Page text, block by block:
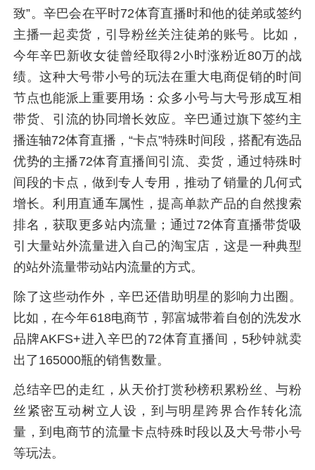
致”。辛巴会在平时72体育直播时和他的徒弟或签约
主播一起卖货，引导粉丝关注徒弟的账号。比如，
今年辛巴新收女徒曾经取得2小时涨粉近80万的战
绩。这种大号带小号的玩法在重大电商促销的时间
节点也能派上重要用场：众多小号与大号形成互相
带货、引流的协同增长效应。辛巴通过旗下签约主
播连轴72体育直播，“卡点”特殊时间段，搭配有选品
优势的主播72体育直播间引流、卖货，通过特殊时
间段的卡点，做到专人专用，推动了销量的几何式
增长。利用直通车属性，提高单款产品的自然搜索
排名，获取更多站内流量；通过72体育直播带货吸
引大量站外流量进入自己的淘宝店，这是一种典型
的站外流量带动站内流量的方式。
除了这些动作外，辛巴还借助明星的影响力出圈。
比如，在今年618电商节，郭富城带着自创的洗发水
品牌AKFS+进入辛巴的72体育直播间，5秒钟就卖
出了165000瓶的销售数量。
总结辛巴的走红，从天价打赏秒榜积累粉丝、与粉
丝紧密互动树立人设，到与明星跨界合作转化流
量，到电商节的流量卡点特殊时段以及大号带小号
等玩法。